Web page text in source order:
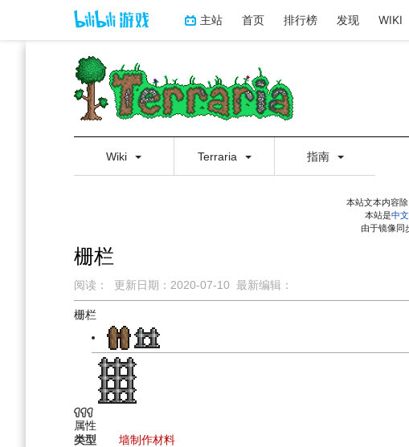
主站 首页 排行榜 发现 WIKI
Wiki Terraria 指南
本站文本内容
本站是中
由于镜像同
栅栏
阅读： 更新日期： 2020-07-10 最新编辑：
跳
跳
栅栏
属性
类型
墙制作材料